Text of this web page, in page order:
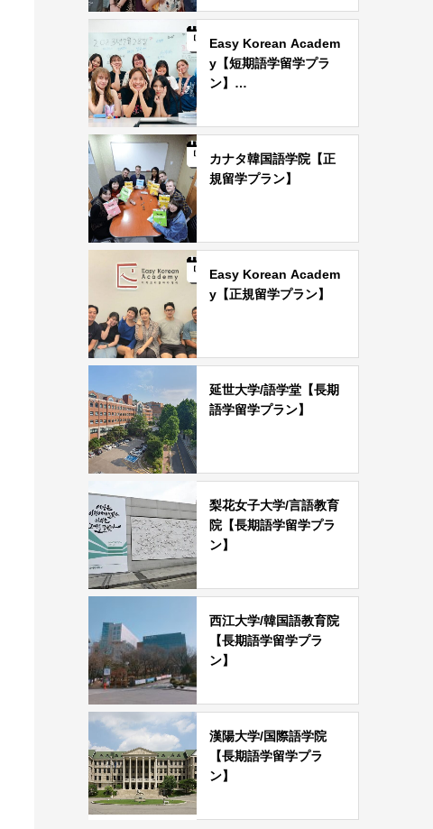
Easy Korean Academ
y【短期語学留学プラ
ン】…
カナタ韓国語学院【正
規留学プラン】
Easy Korean Academ
y【正規留学プラン】
延世大学/語学堂【長期
語学留学プラン】
梨花女子大学/言語教育
院【長期語学留学プラ
ン】
西江大学/韓国語教育院
【長期語学留学プラ
ン】
漢陽大学/国際語学院
【長期語学留学プラ
ン】